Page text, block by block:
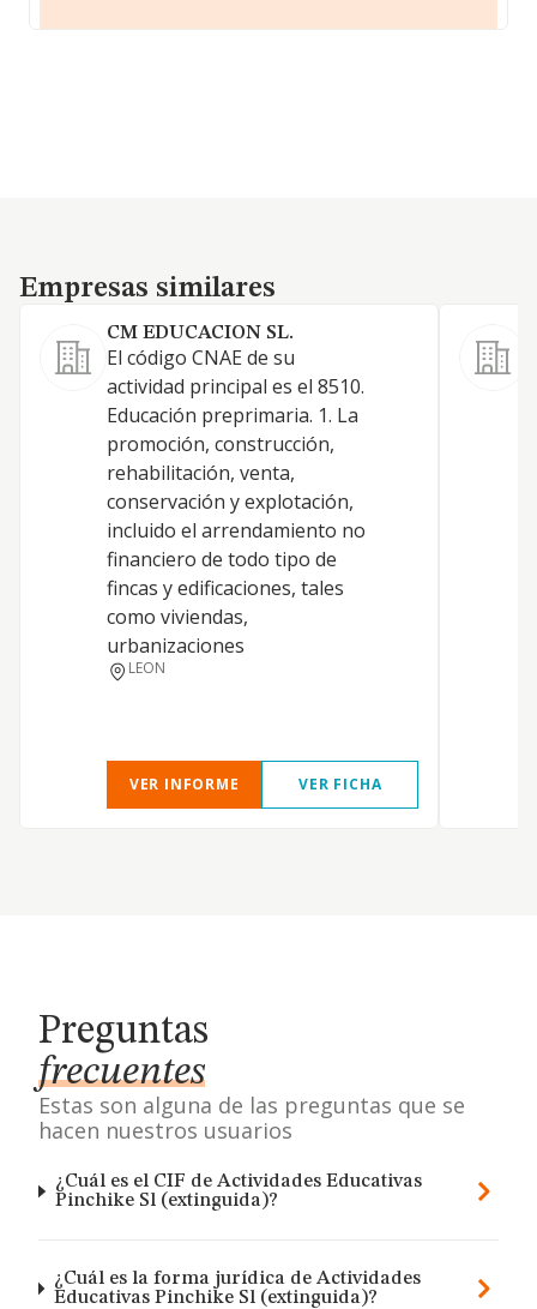
Empresas similares
Empresas similares
CM EDUCACION SL.
El código CNAE de su
actividad principal es el 8510.
Educación preprimaria. 1. La
promoción, construcción,
rehabilitación, venta,
conservación y explotación,
incluido el arrendamiento no
financiero de todo tipo de
fincas y edificaciones, tales
como viviendas,
urbanizaciones
LEON
VER INFORME VER FICHA
Preguntas
frecuentes
Estas son alguna de las preguntas que se
hacen nuestros usuarios
¿Cuál es el CIF de Actividades Educativas
Pinchike Sl (extinguida)?
¿Cuál es la forma jurídica de Actividades
Educativas Pinchike Sl (extinguida)?